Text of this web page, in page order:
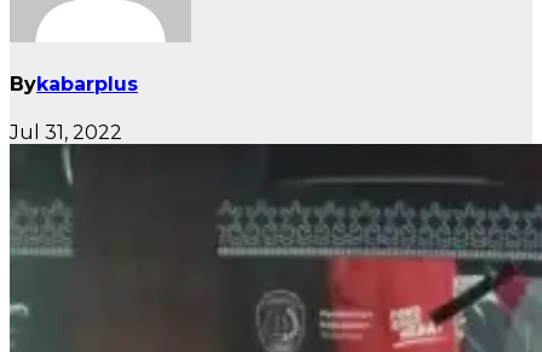
Bykabarplus
Jul 31, 2022